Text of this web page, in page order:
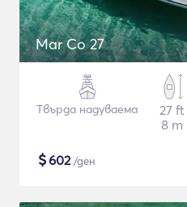
Mar Co 27
Твърда надуваема
27 ft
8 m
$602/ден